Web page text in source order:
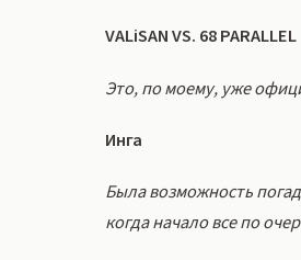
VALiSAN VS. 68 PARALLEL
Это, по моему, уже
Инга
Была возможность
когда начало все по